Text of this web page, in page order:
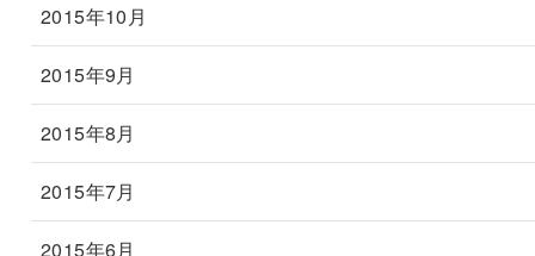
2015年10月
2015年9月
2015年8月
2015年7月
2015年6月